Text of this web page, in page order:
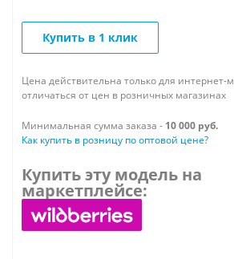
Купить в 1 клик
Цена действительна только для интернет-
отличаться от цен в розничных магазинах
Минимальная сумма заказа - 10 000 руб.
Как купить в розницу по оптовой цене?
Купить эту модель на
маркетплейсе: